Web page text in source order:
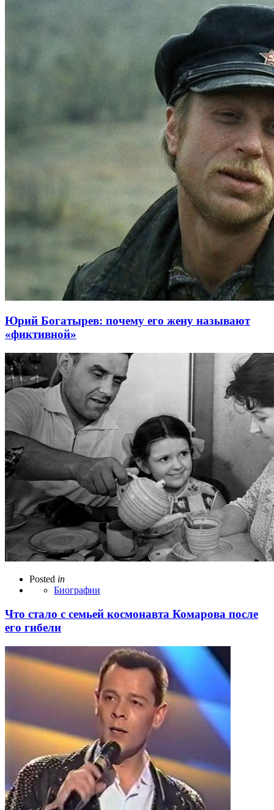
Юрий Богатырев: почему его жену называют
«фиктивной»
Posted in
Биографии
Что стало с семьей космонавта Комарова после
его гибели